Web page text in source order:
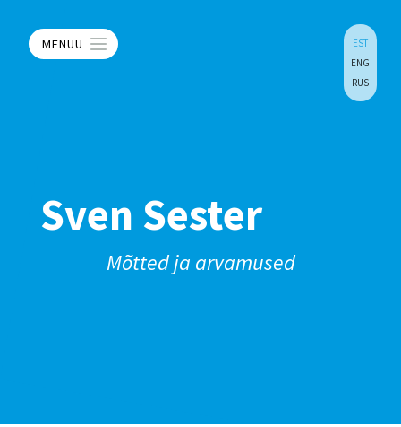
MENÜÜ
EST
ENG
RUS
Sven Sester
Mõtted ja arvamused